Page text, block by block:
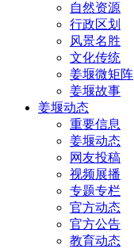
自然资源
行政区划
风景名胜
文化传统
姜堰微矩阵
姜堰故事
姜堰动态
重要信息
姜堰动态
网友投稿
视频展播
专题专栏
官方动态
官方公告
教育动态